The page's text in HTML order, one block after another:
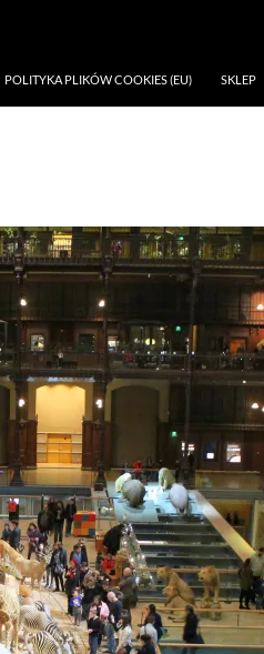
POLITYKA PLIKÓW COOKIES (EU) SKLEP